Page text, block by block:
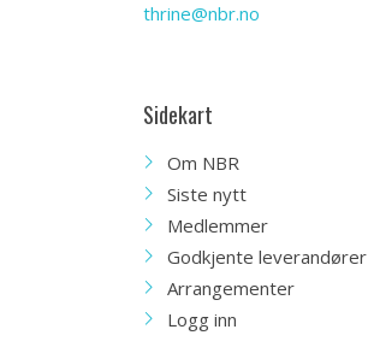
thrine@nbr.no
Sidekart
Om NBR
Siste nytt
Medlemmer
Godkjente leverandører
Arrangementer
Logg inn